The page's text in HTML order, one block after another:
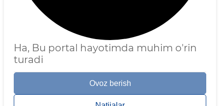
Ha, Bu portal hayotimda muhim o'rin
turadi
Ovoz berish